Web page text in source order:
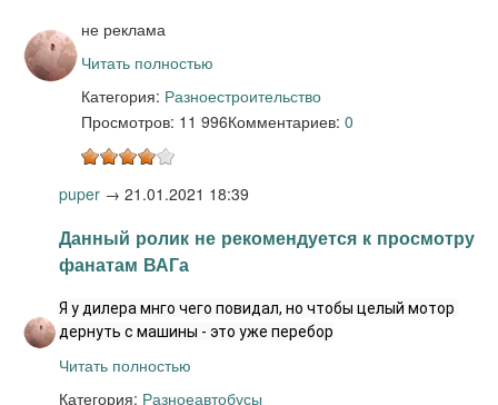
не реклама
Читать полностью
Категория: Разноестроительство
Просмотров: 11 996Комментариев: 0
puper → 21.01.2021 18:39
Данный ролик не рекомендуется к просмотру
фанатам ВАГа
Я у дилера мнго чего повидал, но чтобы целый мотор
дернуть с машины - это уже перебор
Читать полностью
Категория: Разноеавтобусы